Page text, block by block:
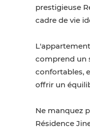
prestigieuse
cadre de vie
comprend un
confortables,
offrir un
Ne manquez
Résidence